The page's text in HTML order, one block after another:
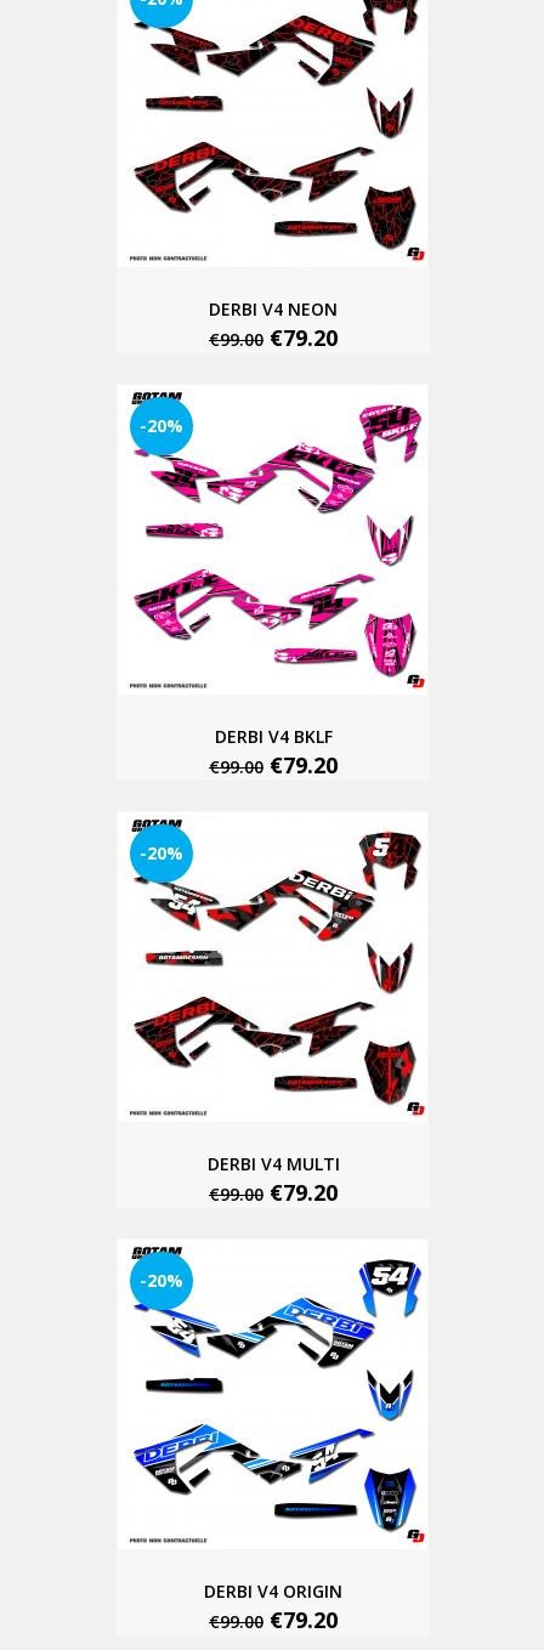
DERBI V4 NEON
€99.00 €79.20
DERBI V4 BKLF
€99.00 €79.20
-20%
DERBI V4 MULTI
€99.00 €79.20
-20%
DERBI V4 ORIGIN
€99.00 €79.20
-20%